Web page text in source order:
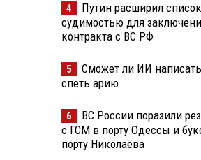
4
Путин расширил
судимостью для
контракта с ВС РФ
5
Сможет ли ИИ
спеть арию
6
ВС России поразили
с ГСМ в порту Одессы и
порту Николаева